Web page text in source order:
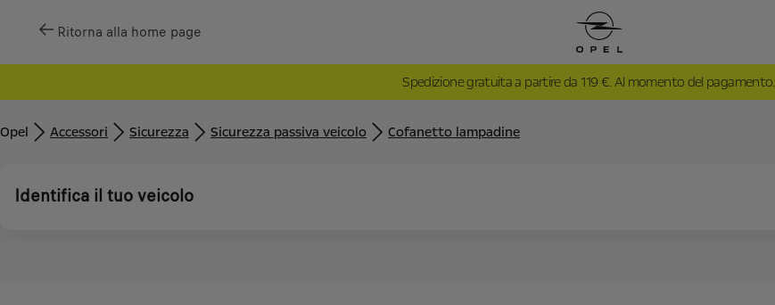
Ritorna alla home page
Spedizione gratuita a partire da 119 €. Al momento del pagamento.
Opel Accessori Sicurezza Sicurezza passiva veicolo Cofanetto lampadine
Identifica il tuo veicolo